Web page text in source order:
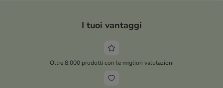
I tuoi vantaggi
Oltre 8.000 prodotti con le migliori valutazioni